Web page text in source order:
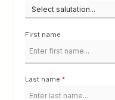
First name
Last name *